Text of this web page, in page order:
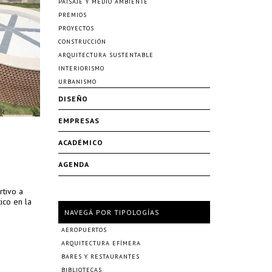
a
en la
PREMIOS
PROYECTOS
CONSTRUCCIÓN
ARQUITECTURA SUSTENTABLE
INTERIORISMO
URBANISMO
DISEÑO
EMPRESAS
ACADÉMICO
AGENDA
NAVEGÁ POR TIPOLOGÍAS
AEROPUERTOS
ARQUITECTURA EFÍMERA
BARES Y RESTAURANTES
BIBLIOTECAS